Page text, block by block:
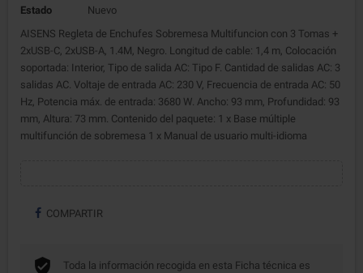
Estado
Nuevo
AISENS Regleta de Enchufes Sobremesa Multifuncion con 3 Tomas +
2xUSB-C, 2xUSB-A, 1.4M, Negro. Longitud de cable: 1,4 m, Colocación
soportada: Interior, Tipo de salida AC: Tipo F. Cantidad de salidas AC: 3
salidas AC. Voltaje de entrada AC: 230 V, Frecuencia de entrada AC: 50
Hz, Potencia máx. de entrada: 3680 W. Ancho: 93 mm, Profundidad: 93
mm, Altura: 73 mm. Contenido del paquete: 1 x Base múltiple
multifunción de sobremesa 1 x Manual de usuario multi-idioma
COMPARTIR
Toda la información recogida en esta Ficha técnica es